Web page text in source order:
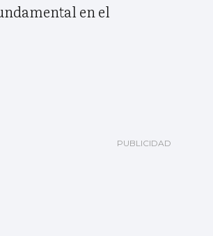
en el